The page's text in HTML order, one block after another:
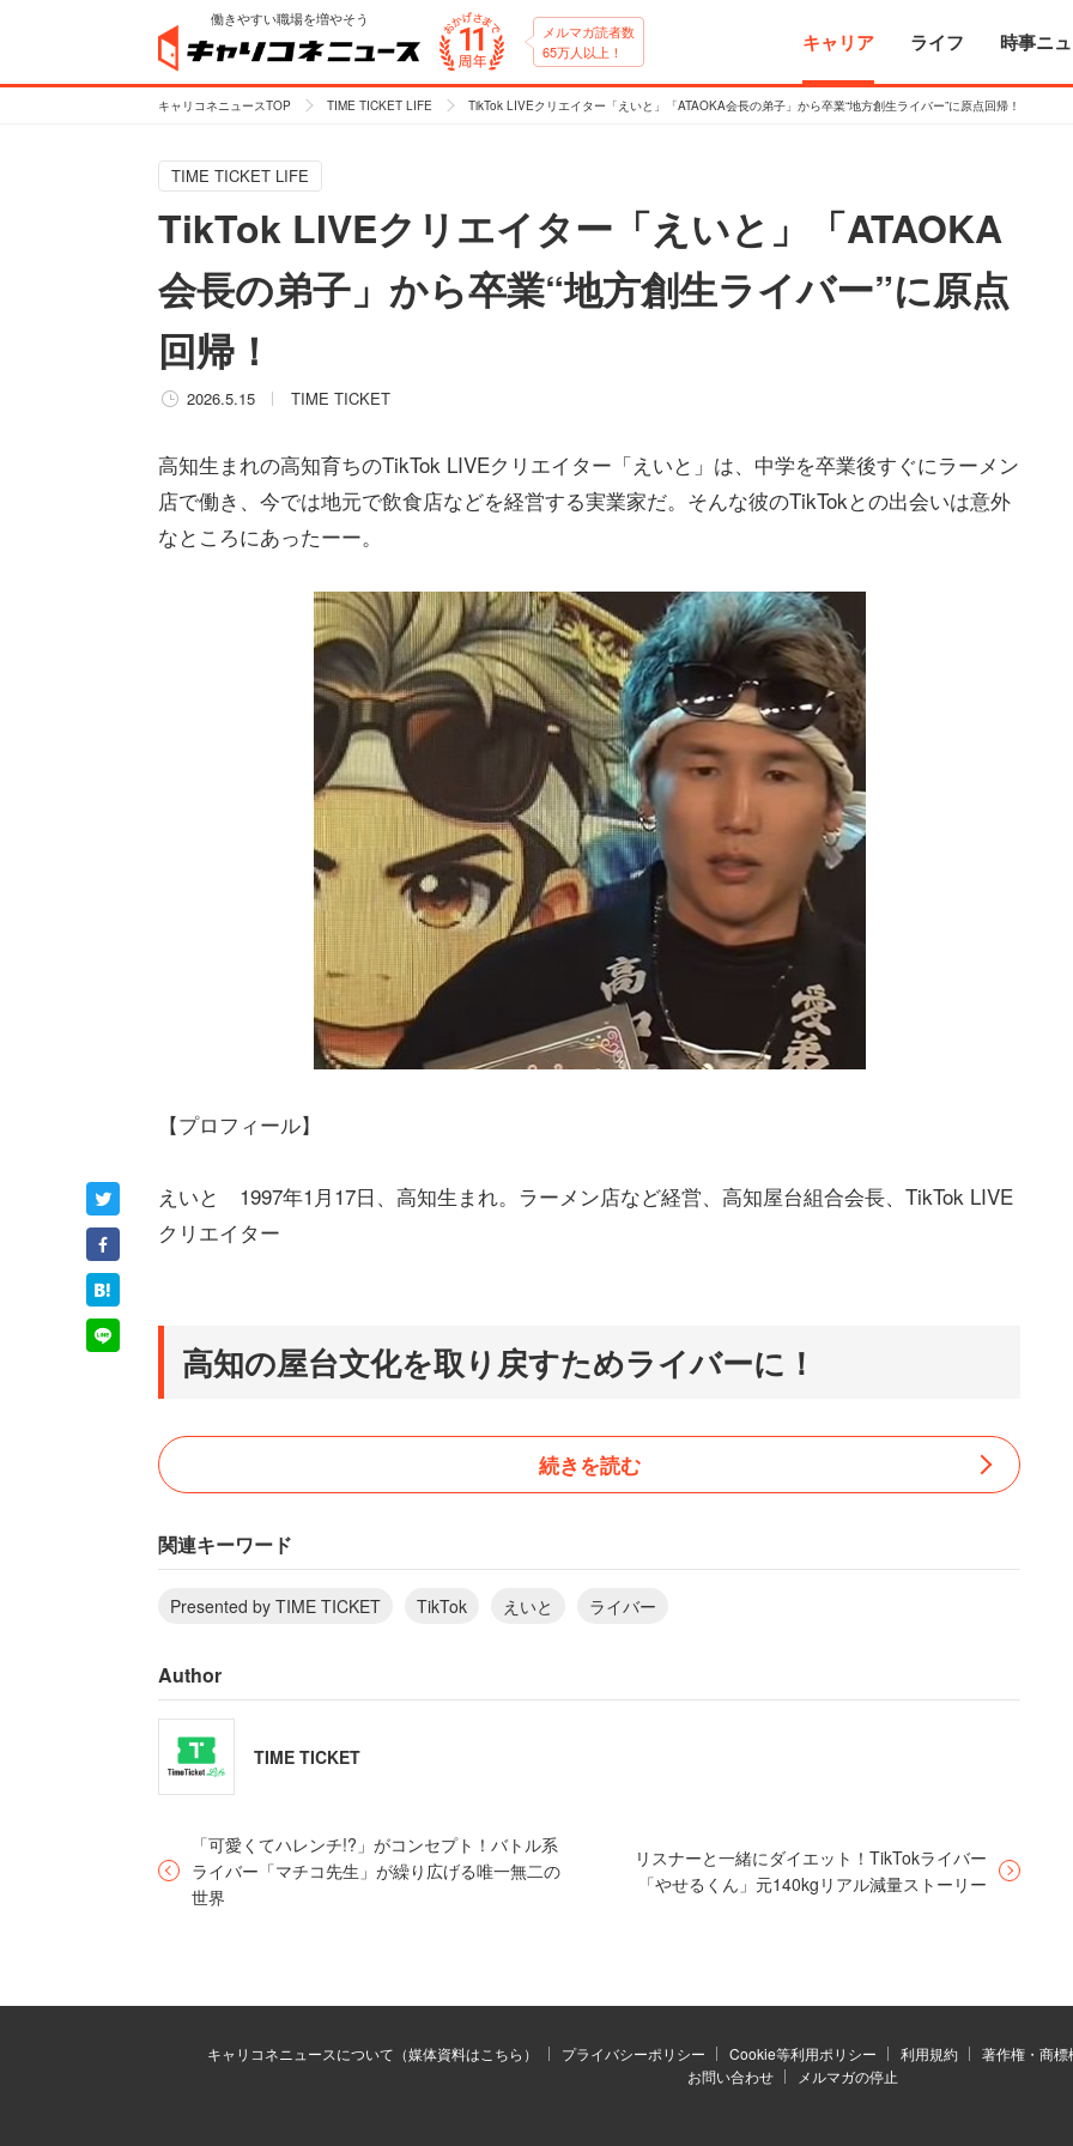
働きやすい職場を増やそう
メルマガ読者数
65万人以上！
キャリア ライフ 時事ニ
キャリコネニュースTOP TIME TICKET LIFE TikTok LIVEクリエイター「えいと」「ATAOKA会長の弟子」から卒業“地方創生ライバー”に原点回帰！
TIME TICKET LIFE
TikTok LIVEクリエイター「えいと」「ATAOKA
会長の弟子」から卒業“地方創生ライバー”に原点
回帰！
2026.5.15 TIME TICKET
高知生まれの高知育ちのTikTok LIVEクリエイター「えいと」は、中学を卒業後すぐにラーメン
店で働き、今では地元で飲食店などを経営する実業家だ。そんな彼のTikTokとの出会いは意外
なところにあったーー。
【プロフィール】
えいと 1997年1月17日、高知生まれ。ラーメン店など経営、高知屋台組合会長、TikTok LIVE
クリエイター
高知の屋台文化を取り戻すためライバーに！
「えいと」がTikTokでライブ配信を始めたきっかけは、高知観光で親しまれてきた「屋台文
化」が、2024年3月の条例によって撤廃されたことに遡る。
「僕は屋台組合の代表を務めていたので、屋台文化を取り戻すために、1人で多くの人に高知
で屋台が出せなくなってしまった現状を知ってもらいたいと思いました。そんな時、実験的に
TikTokでの配信スタートは2025年2月。それと同時に、全国規模での屋台文化を守るための署
名活動を開始した。地元の仲間が見守る中、ライブ配信デビューをした「えいと」は、ライブ
配信を通して、すぐに多くの人に賛同を得ることができ、全国各地から署名が集まるようにな
続きを読む
関連キーワード
Presented by TIME TICKET TikTok えいと ライバー
Author
TIME TICKET
「可愛くてハレンチ!?」がコンセプト！バトル系
ライバー「マチコ先生」が繰り広げる唯一無二の
世界
リスナーと一緒にダイエット！TikTokライバー
「やせるくん」元140kgリアル減量ストーリー
キャリコネニュースについて（媒体資料はこちら） プライバシーポリシー Cookie等利用ポリシー 利用規約
著作権・商
お問い合わせ
メルマガの停止